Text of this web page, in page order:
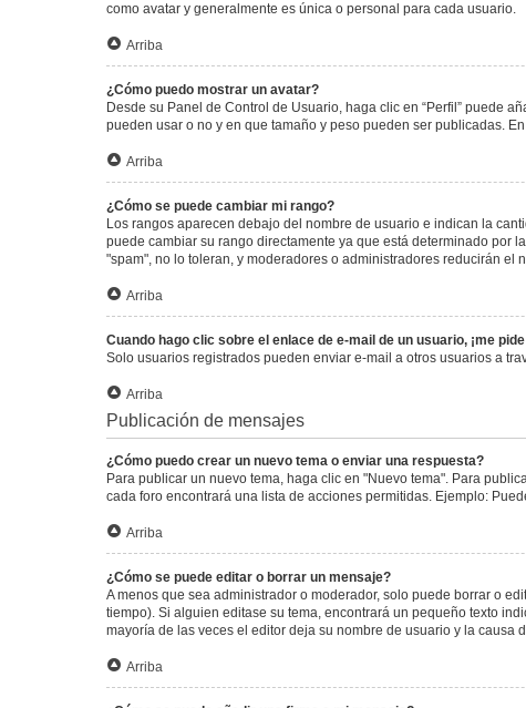
como avatar y generalmente es única o personal para cada usuario.
Arriba
¿Cómo puedo mostrar un avatar?
Desde su Panel de Control de Usuario, haga clic en “Perfil” puede
pueden usar o no y en que tamaño y peso pueden ser publicadas.
Arriba
¿Cómo se puede cambiar mi rango?
Los rangos aparecen debajo del nombre de usuario e indican la
puede cambiar su rango directamente ya que está determinado por
"spam", no lo toleran, y moderadores o administradores reducirán
Arriba
Cuando hago clic sobre el enlace de e-mail de un usuario, ¡me
Solo usuarios registrados pueden enviar e-mail a otros usuarios a
Arriba
Publicación de mensajes
¿Cómo puedo crear un nuevo tema o enviar una respuesta?
Para publicar un nuevo tema, haga clic en "Nuevo tema". Para
cada foro encontrará una lista de acciones permitidas. Ejemplo:
Arriba
¿Cómo se puede editar o borrar un mensaje?
A menos que sea administrador o moderador, solo puede borrar o
tiempo). Si alguien editase su tema, encontrará un pequeño texto
mayoría de las veces el editor deja su nombre de usuario y la
Arriba